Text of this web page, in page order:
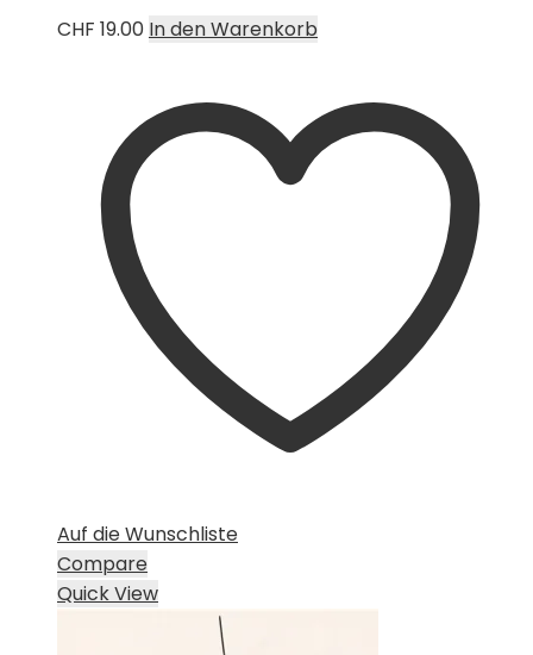
CHF 19.00 In den Warenkorb
Auf die Wunschliste
Compare
Quick View